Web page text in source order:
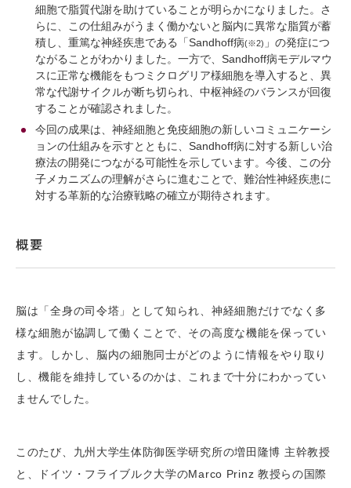
細胞で脂質代謝を助けていることが明らかになりました。さ
らに、この仕組みがうまく働かないと脳内に異常な脂質が蓄
積し、重篤な神経疾患である「Sandhoff病(※2) 」の発症につ
ながることがわかりました。一方で、Sandhoff病モデルマウ
スに正常な機能をもつミクログリア様細胞を導入すると、異
常な代謝サイクルが断ち切られ、中枢神経のバランスが回復
することが確認されました。
今回の成果は、神経細胞と免疫細胞の新しいコミュニケーシ
ョンの仕組みを示すとともに、Sandhoff病に対する新しい治
療法の開発につながる可能性を示しています。今後、この分
子メカニズムの理解がさらに進むことで、難治性神経疾患に
対する革新的な治療戦略の確立が期待されます。
概要
脳は「全身の司令塔」として知られ、神経細胞だけでなく多
様な細胞が協調して働くことで、その高度な機能を保ってい
ます。しかし、脳内の細胞同士がどのように情報をやり取り
し、機能を維持しているのかは、これまで十分にわかってい
ませんでした。
このたび、九州大学生体防御医学研究所の増田隆博 主幹教授
と、ドイツ・フライブルク大学のMarco Prinz 教授らの国際